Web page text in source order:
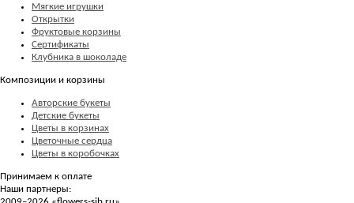
Мягкие игрушки
Открытки
Фруктовые корзины
Сертификаты
Клубника в шоколаде
Композиции и корзины
Авторские букеты
Детские букеты
Цветы в корзинах
Цветочные сердца
Цветы в коробочках
Принимаем к оплате
Наши партнеры: